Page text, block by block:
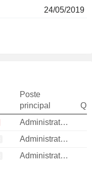
24/05/2019
Poste
principal
Administrateur
Administrateur
Administrateur